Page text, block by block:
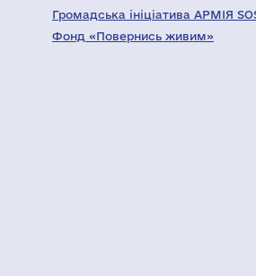
Громадська ініціатива АРМІЯ
Фонд «Повернись живим»